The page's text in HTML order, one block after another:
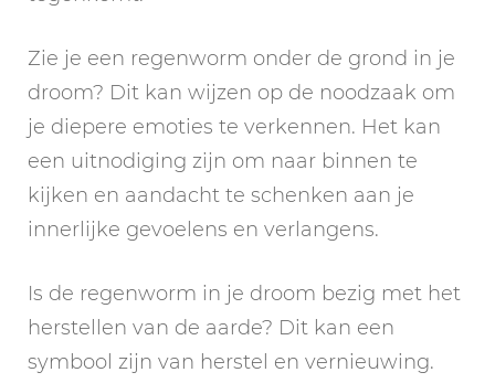
Zie je een regenworm onder de grond in je
droom? Dit kan wijzen op de noodzaak om
je diepere emoties te verkennen. Het kan
een uitnodiging zijn om naar binnen te
kijken en aandacht te schenken aan je
innerlijke gevoelens en verlangens.
Is de regenworm in je droom bezig met het
herstellen van de aarde? Dit kan een
symbool zijn van herstel en vernieuwing.